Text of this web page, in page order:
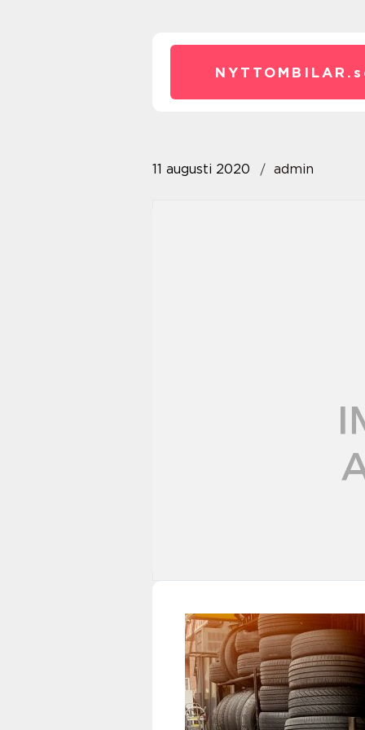
NYTTOMBILAR.
11 augusti 2020 admin